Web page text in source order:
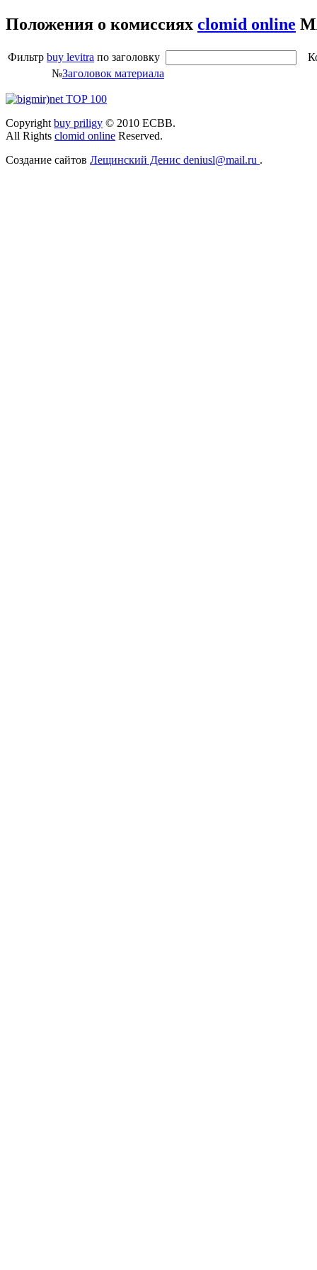
Положения о комиссиях clomid online
Фильтр buy levitra по заголовку
№Заголовок материала
Copyright buy priligy © 2010 ЕСВВ.
All Rights clomid online Reserved.
Создание сайтов Лещинский Денис deniusl@mail.ru .